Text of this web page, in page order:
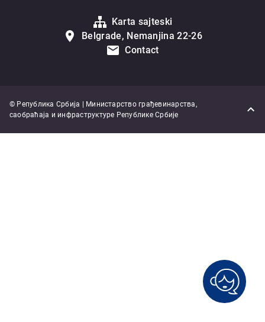
Karta sajteski
Belgrade, Nemanjina 22-26
Contact
© Република Србија | Министарство грађевинарства,
саобраћаја и инфраструктуре Републике Србије